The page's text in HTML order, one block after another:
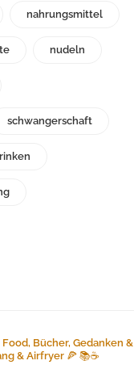
nahrungsmittel
nudeln
schwangerschaft
Food, Bücher, Gedanken &
& Airfryer 🍕 📚☕️